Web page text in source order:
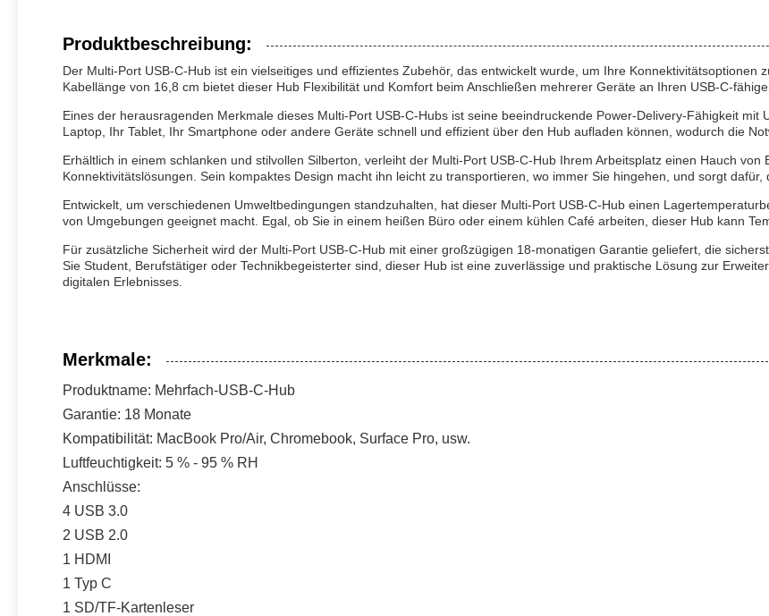
Produktbeschreibung:
Der Multi-Port USB-C-Hub ist ein vielseitiges und effizientes Zubehör, das entwickelt wurde, um Ihre
Kabellänge von 16,8 cm bietet dieser Hub Flexibilität und Komfort beim Anschließen mehrerer Geräte an Ihren USB-C-
Eines der herausragenden Merkmale dieses Multi-Port USB-C-Hubs ist seine beeindruckende Power-Delivery-Fähigkeit
Laptop, Ihr Tablet, Ihr Smartphone oder andere Geräte schnell und effizient über den Hub aufladen können, wodurch die
Erhältlich in einem schlanken und stilvollen Silberton, verleiht der Multi-Port USB-C-Hub Ihrem Arbeitsplatz einen Hauch
Konnektivitätslösungen. Sein kompaktes Design macht ihn leicht zu transportieren, wo immer Sie hingehen, und sorgt
Entwickelt, um verschiedenen Umweltbedingungen standzuhalten, hat dieser Multi-Port USB-C-Hub einen
von Umgebungen geeignet macht. Egal, ob Sie in einem heißen Büro oder einem kühlen Café arbeiten, dieser Hub kann
Für zusätzliche Sicherheit wird der Multi-Port USB-C-Hub mit einer großzügigen 18-monatigen Garantie geliefert, die
Sie Student, Berufstätiger oder Technikbegeisterter sind, dieser Hub ist eine zuverlässige und praktische Lösung zur
digitalen Erlebnisses.
Merkmale:
Produktname: Mehrfach-USB-C-Hub
Garantie: 18 Monate
Kompatibilität: MacBook Pro/Air, Chromebook, Surface Pro, usw.
Luftfeuchtigkeit: 5 % - 95 % RH
Anschlüsse:
4 USB 3.0
2 USB 2.0
1 HDMI
1 Typ C
1 SD/TF-Kartenleser